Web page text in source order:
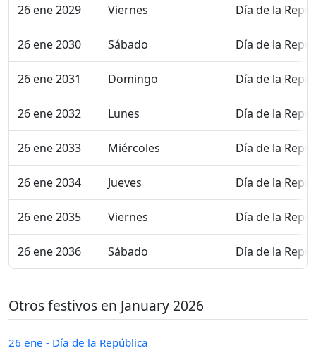
26 ene 2029 Viernes Día de la
26 ene 2030 Sábado Día de la
26 ene 2031 Domingo Día de la
26 ene 2032 Lunes Día de la
26 ene 2033 Miércoles Día de la
26 ene 2034 Jueves Día de la
26 ene 2035 Viernes Día de la
26 ene 2036 Sábado Día de la
Otros festivos en January 2026
26 ene - Día de la República